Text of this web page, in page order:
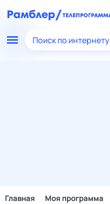
Поиск по интернету
Главная Моя программа